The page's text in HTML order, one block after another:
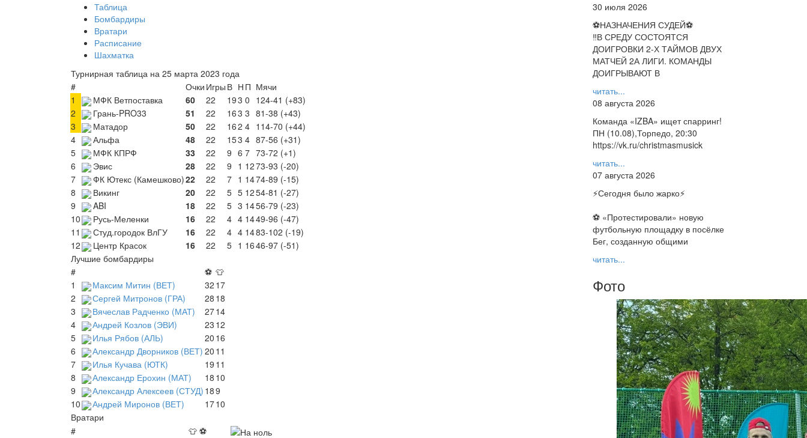
Таблица
Бомбардиры
Вратари
Расписание
Шахматка
Турнирная таблица на 25 марта 2023 года
#
Очки Игры В Н П Мячи
1
МФК Ветпоставка 60 22 193 0 124-41 (+83)
2
Грань-PRO33 51 22 163 3 81-38 (+43)
3
Матадор 50 22 162 4 114-70 (+44)
4
Альфа 48 22 153 4 87-56 (+31)
5
МФК КПРФ 33 22 9 6 7 73-72 (+1)
6
Эвис 28 22 9 1 1273-93 (-20)
7
ФК Ютекс (Камешково)22 22 7 1 1474-89 (-15)
8
Викинг 20 22 5 5 1254-81 (-27)
9
ABI 18 22 5 3 1456-79 (-23)
10
Русь-Меленки 16 22 4 4 1449-96 (-47)
11
Студ.городок ВлГУ 16 22 4 4 1483-102 (-19)
12
Центр Красок 16 22 5 1 1646-97 (-51)
Лучшие бомбардиры
#
⚽ 👕
1
Максим Митин (ВЕТ) 32 17
2
Сергей Митронов (ГРА) 28 18
3
Вячеслав Радченко (МАТ) 2714
4
Андрей Козлов (ЭВИ) 23 12
5
Илья Рябов (АЛЬ) 20 16
6
Александр Дворников (ВЕТ) 20 11
7
Илья Кучава (ЮТК) 19 11
8
Александр Ерохин (МАТ) 18 10
9
Александр Алексеев (СТУД) 189
10
Андрей Миронов (ВЕТ) 1710
Вратари
#
👕 ⚽
30 июля 2026
⚽НАЗНАЧЕНИЯ СУДЕЙ⚽
‼В СРЕДУ СОСТОЯТСЯ
ДОИГРОВКИ 2-Х ТАЙМОВ ДВУХ
МАТЧЕЙ 2А ЛИГИ. КОМАНДЫ
ДОИГРЫВАЮТ В
читать...
08 августа 2026
Команда «IZBA» ищет спарринг!
ПН (10.08),Торпедо, 20:30
https://vk.ru/christmasmusick
читать...
07 августа 2026
⚡️Сегодня было жарко⚡️
⚽ ️«Протестировали» новую
футбольную площадку в посёлке
Бег, созданную общими
читать...
Фото